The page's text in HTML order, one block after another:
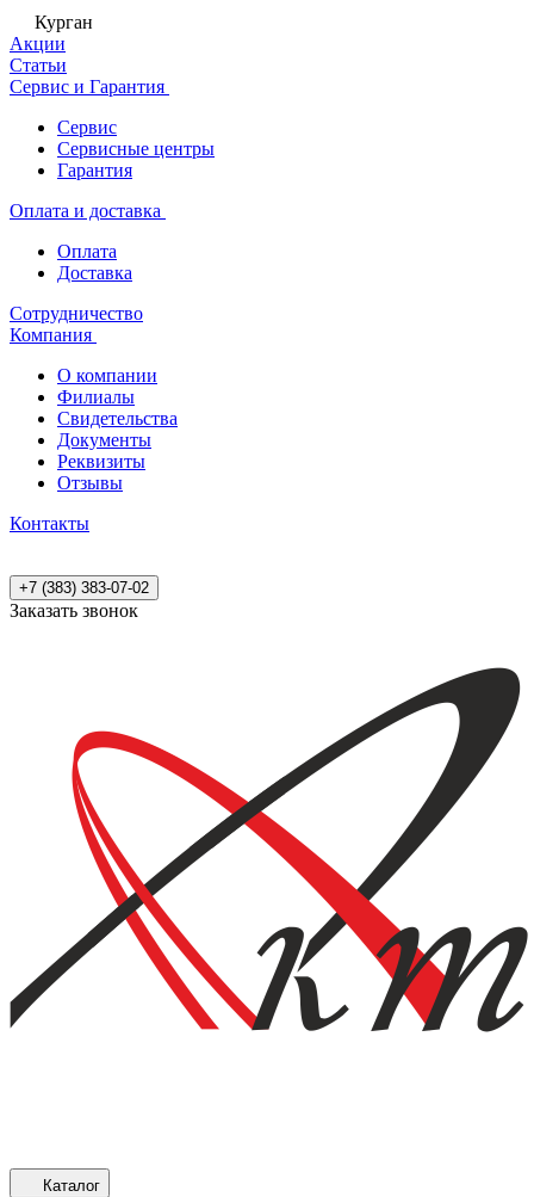
Курган
Акции
Статьи
Сервис и Гарантия
Сервис
Сервисные центры
Гарантия
Оплата и доставка
Оплата
Доставка
Сотрудничество
Компания
О компании
Филиалы
Свидетельства
Документы
Реквизиты
Отзывы
Контакты
+7 (383) 383-07-02
Заказать звонок
Каталог